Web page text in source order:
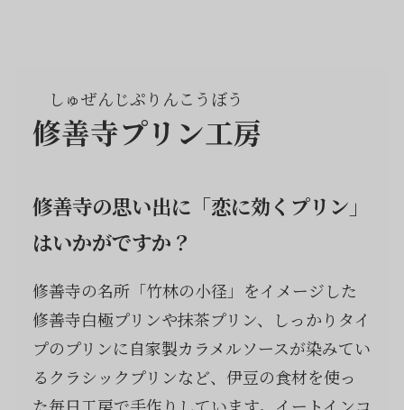
しゅぜんじぷりんこうぼう
修善寺プリン工房
修善寺の思い出に「恋に効くプリン」
はいかがですか？
修善寺の名所「竹林の小径」をイメージした
修善寺白極プリンや抹茶プリン、しっかりタイ
プのプリンに自家製カラメルソースが染みてい
るクラシックプリンなど、伊豆の食材を使っ